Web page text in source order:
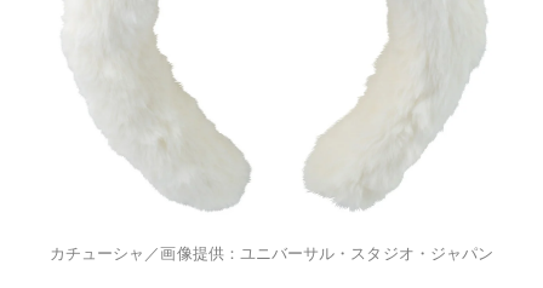
カチューシャ／画像提供：ユニバーサル・スタジオ・ジャパン